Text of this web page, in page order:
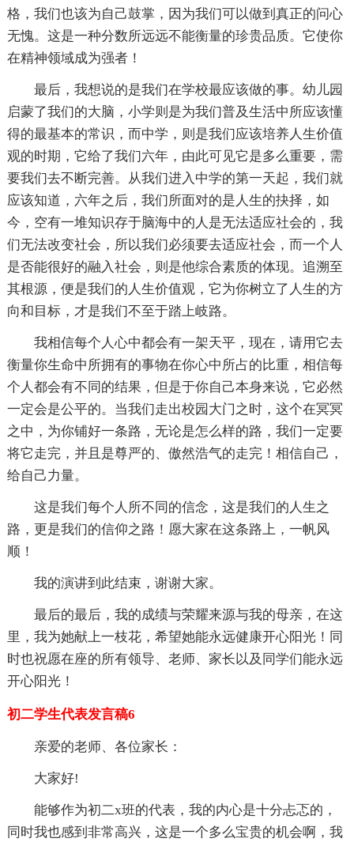
格，我们也该为自己鼓掌，因为我们可以做到真正的问心
无愧。这是一种分数所远远不能衡量的珍贵品质。它使你
在精神领域成为强者！
最后，我想说的是我们在学校最应该做的事。幼儿园
启蒙了我们的大脑，小学则是为我们普及生活中所应该懂
得的最基本的常识，而中学，则是我们应该培养人生价值
观的时期，它给了我们六年，由此可见它是多么重要，需
要我们去不断完善。从我们进入中学的第一天起，我们就
应该知道，六年之后，我们所面对的是人生的抉择，如
今，空有一堆知识存于脑海中的人是无法适应社会的，我
们无法改变社会，所以我们必须要去适应社会，而一个人
是否能很好的融入社会，则是他综合素质的体现。追溯至
其根源，便是我们的人生价值观，它为你树立了人生的方
向和目标，才是我们不至于踏上岐路。
我相信每个人心中都会有一架天平，现在，请用它去
衡量你生命中所拥有的事物在你心中所占的比重，相信每
个人都会有不同的结果，但是于你自己本身来说，它必然
一定会是公平的。当我们走出校园大门之时，这个在冥冥
之中，为你铺好一条路，无论是怎么样的路，我们一定要
将它走完，并且是尊严的、傲然浩气的走完！相信自己，
给自己力量。
这是我们每个人所不同的信念，这是我们的人生之
路，更是我们的信仰之路！愿大家在这条路上，一帆风
顺！
我的演讲到此结束，谢谢大家。
最后的最后，我的成绩与荣耀来源与我的母亲，在这
里，我为她献上一枝花，希望她能永远健康开心阳光！同
时也祝愿在座的所有领导、老师、家长以及同学们能永远
开心阳光！
初二学生代表发言稿6
亲爱的老师、各位家长：
大家好!
能够作为初二x班的代表，我的内心是十分忐忑的，
同时我也感到非常高兴，这是一个多么宝贵的机会啊，我